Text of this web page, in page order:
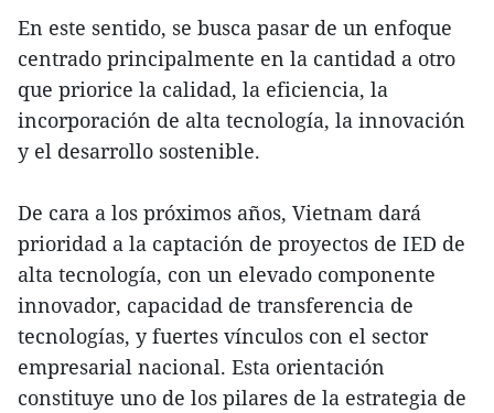
En este sentido, se busca pasar de un enfoque
centrado principalmente en la cantidad a otro
que priorice la calidad, la eficiencia, la
incorporación de alta tecnología, la innovación
y el desarrollo sostenible.
De cara a los próximos años, Vietnam dará
prioridad a la captación de proyectos de IED de
alta tecnología, con un elevado componente
innovador, capacidad de transferencia de
tecnologías, y fuertes vínculos con el sector
empresarial nacional. Esta orientación
constituye uno de los pilares de la estrategia de